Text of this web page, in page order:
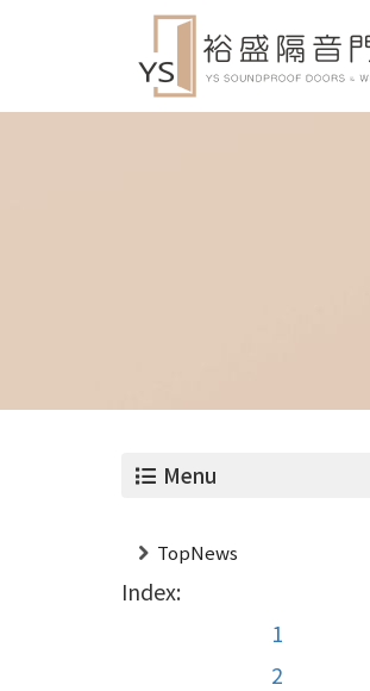
Menu
TopNews
Index:
1
2